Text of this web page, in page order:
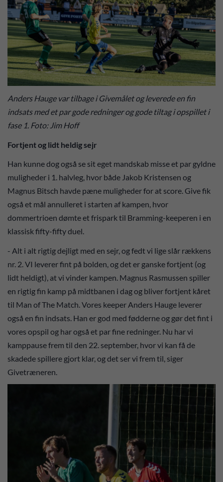
Anders Hauge var tilbage i Givemålet og leverede en fin
indsats med et par gode redninger og gode tiltag i opspillet i
fase 1. Foto: Jim Hoff
Fortjent og lidt heldig sejr
Han kunne dog også se sit eget mandskab misse et par gyldne
muligheder i 1. halvleg, hvor både Jakob Kristensen og
Magnus Bitsch havde pæne muligheder for at score. Give fik
også et mål annulleret i starten af kampen, hvor
dommertrioen dømte et frispark til Bramming-keeperen i en
klassisk fifty-fifty duel.
- Alt i alt rigtig dejligt med en sejr, og fedt vi lige slår rækkens
nr. 2. VI leverer fint på bolden, og det er ganske fortjent (og
lidt heldigt), at vi vinder kampen. Magnus Rasmussen spiller
en rigtig fin kamp på midtbanen i dag og bliver fortjent kåret
til Man of The Match. Vores keeper Anders Hauge leverer
også en fin indsats. Han er god med fødderne og gør det fint i
vores opspil og har også et par fine redninger. Nu har vi
kamppause frem til den 22. september, hvor vi kan få de
skadede spillere gjort klar, og det ser vi frem til, siger
Givetræneren.